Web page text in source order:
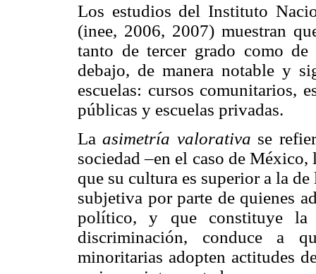
Los estudios del Instituto
(inee, 2006, 2007) muestran
tanto de tercer grado como de
debajo, de manera notable y
escuelas: cursos comunitarios,
públicas y escuelas privadas.
Laasimetría valorativa se
sociedad –en el caso de
que su cultura es superior a la
subjetiva por parte de quienes
político, y que constituye
discriminación, conduce a
minoritarias adopten actitudes